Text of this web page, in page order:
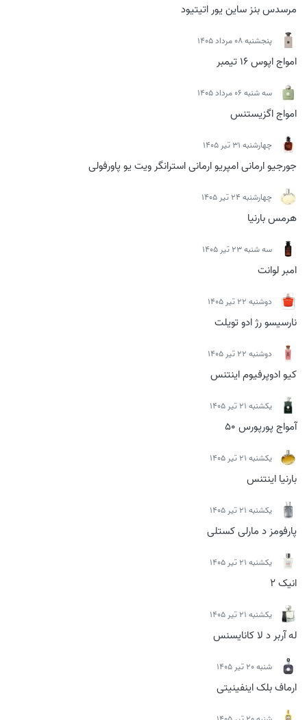
مرسدس بنز ساین یور اتیتیود
پنجشنبه 08 مرداد 1405
امواج اپوس 16 تیمبر
سه شنبه 06 مرداد 1405
امواج اگزیستنس
چهارشنبه 31 تیر 1405
جورجیو ارمانی امپریو ارمانی استرانگر ویت یو پاورفولی
چهارشنبه 24 تیر 1405
هرمس بارنیا
سه شنبه 23 تیر 1405
امبر لوانت
دوشنبه 22 تیر 1405
نارسیسو رژ ادو تویلت
دوشنبه 22 تیر 1405
کیو ادوپرفیوم اینتنس
يكشنبه 21 تیر 1405
آمواج پورپورس 50
يكشنبه 21 تیر 1405
بارنیا اینتنس
يكشنبه 21 تیر 1405
پارفومز د مارلی کستلی
يكشنبه 21 تیر 1405
انیک 2
يكشنبه 21 تیر 1405
له آربر د لا کانایسنس
شنبه 20 تیر 1405
ارماف بلک اینفینیتی